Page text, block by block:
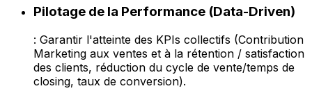
Pilotage de la Performance (Data-Driven)
: Garantir l'atteinte des KPIs collectifs (Contribution
Marketing aux ventes et à la rétention / satisfaction
des clients, réduction du cycle de vente/temps de
closing, taux de conversion).